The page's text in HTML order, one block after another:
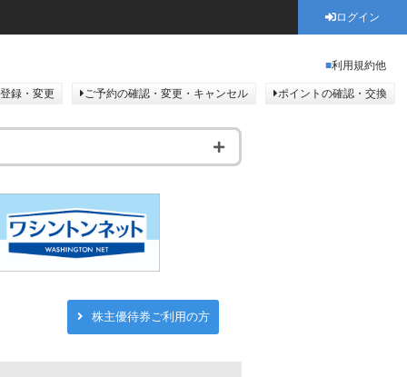
ログイン
利用規約他
録・変更 ご予約の確認・変更・キャンセル ポイントの確認・交換
株主優待券ご利用の方